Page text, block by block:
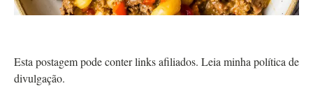
Esta postagem pode conter links afiliados. Leia minha política de
divulgação.